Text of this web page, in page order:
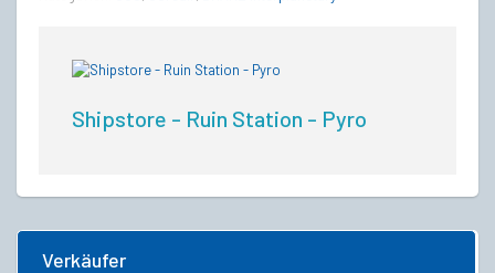
Shipstore - Ruin Station - Pyro
Verkäufer